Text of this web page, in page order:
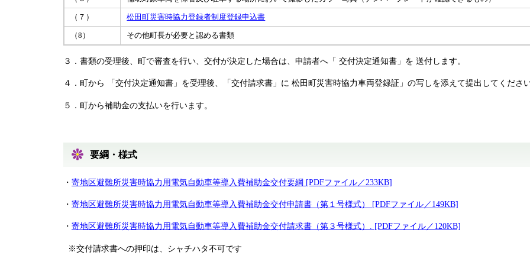
（７） 松田町災害時協力登録者制度登録申込書
（8） その他町長が必要と認める書類
３．書類の受理後、町で審査を行い、交付が決定した場合は、申請者へ「 交付決定通知書」を 送付します。
４．町から 「交付決定通知書」を受理後、「交付請求書」に 松田町災害時協力車両登録証」の写しを添えて提出してくださ
５．町から補助金の支払いを行います。
要綱・様式
・ 寄地区避難所災害時協力用電気自動車等導入費補助金交付要綱 [PDFファイル／233KB]
・ 寄地区避難所災害時協力用電気自動車等導入費補助金交付申請書（第１号様式） [PDFファイル／149KB]
・ 寄地区避難所災害時協力用電気自動車等導入費補助金交付請求書（第３号様式）. [PDFファイル／120KB]
※交付請求書への押印は、シャチハタ不可です